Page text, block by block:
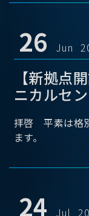
26 Jun
【新拠点
ニカルセ
拝啓 平素は格
ます。
24 Jul